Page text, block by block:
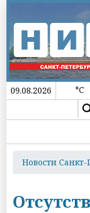
09.08.2026 °C
Новости Санкт-